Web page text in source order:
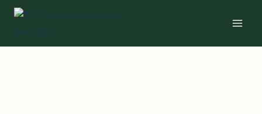
Przejdź
treści